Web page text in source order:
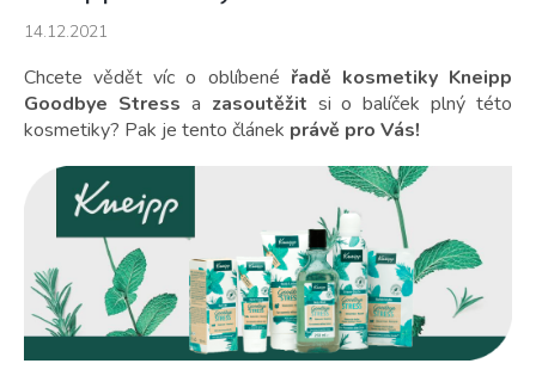
14.12.2021
Chcete vědět víc o oblíbené řadě kosmetiky Kneipp
Goodbye Stress a zasoutěžit si o balíček plný této
kosmetiky? Pak je tento článek právě pro Vás!